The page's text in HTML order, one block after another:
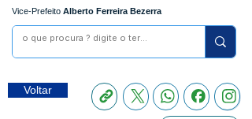
Vice-Prefeito Alberto Ferreira Bezerra
Voltar